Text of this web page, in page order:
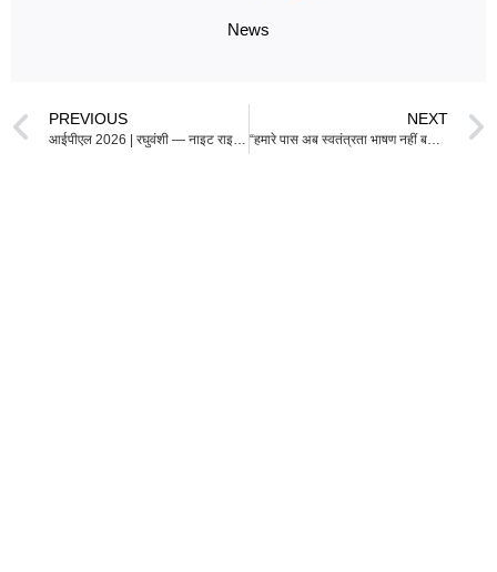
News
PREVIOUS
आईपीएल 2026 | रघुवंशी — नाइट राइडर्स द्वारा दिखाई गई आस्था का लौटता हुआ विश्वास
NEXT
“हमारे पास अब स्वतंत्रता भाषण नहीं बचा है”: Sneako ने Chud the Builder के विरोध को Charlie Kirk बहस से जोड़ा, Tennessee गिरफ्तारी मामले के बाद